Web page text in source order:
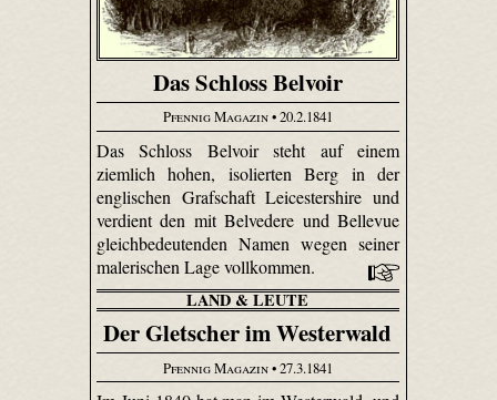
Das Schloss Belvoir
Pfennig Magazin• 20.2.1841
Das Schloss Belvoir steht auf einem
ziemlich hohen, isolierten Berg in der
englischen Grafschaft Leicester­shire und
verdient den mit Belvedere und Bellevue
gleichbedeutenden Namen wegen seiner
malerischen Lage vollkommen.
LAND & LEUTE
Der Gletscher im Westerwald
Pfennig Magazin• 27.3.1841